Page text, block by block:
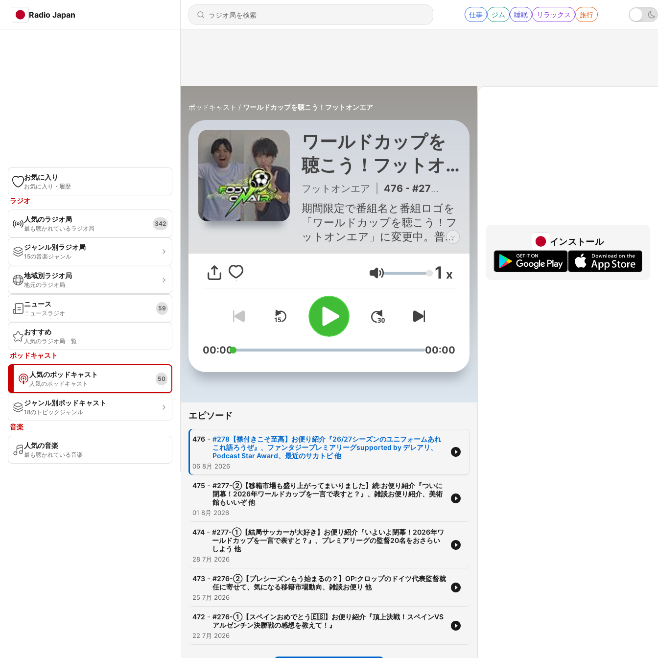
Radio Japan 仕事 ジム 睡眠 リラックス 旅行
お気に入り
お気に入り・履歴
ラジオ
人気のラジオ局
最も聴かれているラジオ局
342
ジャンル別ラジオ局
15の音楽ジャンル
地域別ラジオ局
地元のラジオ局
ニュース
ニュースラジオ
59
おすすめ
人気のラジオ局一覧
ポッドキャスト
人気のポッドキャスト
人気のポッドキャスト
50
ジャンル別ポッドキャスト
18のトピックジャンル
音楽
人気の音楽
最も聴かれている音楽
ポッドキャスト ワールドカップを聴こう！フットオンエア
ワールドカップを
聴こう！フットオ
ンエア
フットオンエア 476 - #278【襟付きこそ至高】お便り紹介『26/27シーズンのユニフォームあれこれ語ろうぜ』、ファンタジープレミアリーグsupported by デレアリ、Podcast Star Award、最近のサカトピ 他
期間限定で番組名と番組ロゴを
「ワールドカップを聴こう！フ
ットオンエア」に変更中。普段
は「サッカーを聴こう！フット
オンエア」で活動しています⚽️
🕗毎週火・木更新 \\ おたよりは
全部紹介スタイルです // 欧州サ
ッカー好きのたくみ、きょうへ
いの2人で、毎週のサッカー観
戦ライフがちょっとだけ楽しく
なるトークを配信中！ 「隣でい
る感覚」で情報発信をする
半パートではサッカーの話題と
の紹介、木曜日更新の後半パー
トでは「雑談お便り」を紹介す
る『ピッチサイドトーク』をお
ク内容に拙い部分があることは
https://bit.ly/3IDVnZ7 ⚽番組
⚽たくみX（Twitter）
https://twitter.com/footonair_tkm
https://twitter.com/footonair_kyh
音量 1 x
00:00 00:00
エピソード
476 - #278【襟付きこそ至高】お便り紹介『26/27シーズンのユニフォームあれ
これ語ろうぜ』、ファンタジープレミアリーグsupported by デレアリ、
Podcast Star Award、最近のサカトピ 他
06 8月 2026
475 - #277-②【移籍市場も盛り上がってまいりました】続:お便り紹介『ついに
閉幕！2026年ワールドカップを一言で表すと？』、雑談お便り紹介、美術
館もいいぞ 他
01 8月 2026
474 - #277-①【結局サッカーが大好き】お便り紹介『いよいよ閉幕！2026年ワ
ールドカップを一言で表すと？』、プレミアリーグの監督20名をおさらい
しよう 他
28 7月 2026
473 - #276-②【プレシーズンもう始まるの？】OP:クロップのドイツ代表監督就
任に寄せて、気になる移籍市場動向、雑談お便り 他
25 7月 2026
472 - #276-①【スペインおめでとう🇪🇸】お便り紹介『頂上決戦！スペインVS
アルゼンチン決勝戦の感想を教えて！』
22 7月 2026
インストール